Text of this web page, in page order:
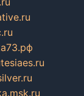
tesiaes.ru